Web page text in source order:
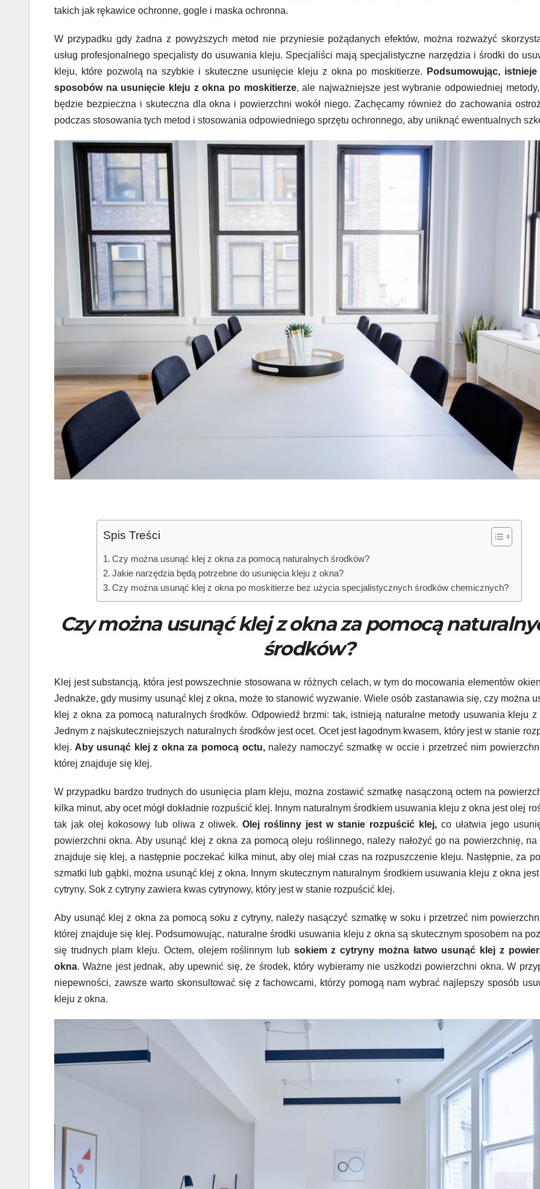
takich jak rękawice ochronne, gogle i maska ochronna.
W przypadku gdy żadna z powyższych metod nie przyniesie pożądanych efektów, można rozważyć
usług profesjonalnego specjalisty do usuwania kleju. Specjaliści mają specjalistyczne narzędzia i środki do
kleju, które pozwolą na szybkie i skuteczne usunięcie kleju z okna po moskitierze. Podsumowując, istnieje
sposobów na usunięcie kleju z okna po moskitierze, ale najważniejsze jest wybranie odpowiedniej
będzie bezpieczna i skuteczna dla okna i powierzchni wokół niego. Zachęcamy również do zachowania
podczas stosowania tych metod i stosowania odpowiedniego sprzętu ochronnego, aby uniknąć ewentualnych
Spis Treści
Czy można usunąć klej z okna za pomocą naturalnych środków?
Jakie narzędzia będą potrzebne do usunięcia kleju z okna?
Czy można usunąć klej z okna po moskitierze bez użycia specjalistycznych środków chemicznych?
Czy można usunąć klej z okna za pomocą
środków?
Klej jest substancją, która jest powszechnie stosowana w różnych celach, w tym do mocowania elementów
Jednakże, gdy musimy usunąć klej z okna, może to stanowić wyzwanie. Wiele osób zastanawia się, czy można
klej z okna za pomocą naturalnych środków. Odpowiedź brzmi: tak, istnieją naturalne metody usuwania kleju z
Jednym z najskuteczniejszych naturalnych środków jest ocet. Ocet jest łagodnym kwasem, który jest w stanie
klej. Aby usunąć klej z okna za pomocą octu,należy namoczyć szmatkę w occie i przetrzeć nim
której znajduje się klej.
W przypadku bardzo trudnych do usunięcia plam kleju, można zostawić szmatkę nasączoną octem na
kilka minut, aby ocet mógł dokładnie rozpuścić klej. Innym naturalnym środkiem usuwania kleju z okna jest olej
tak jak olej kokosowy lub oliwa z oliwek.Olej roślinny jest w stanie rozpuścić klej,co ułatwia jego
powierzchni okna. Aby usunąć klej z okna za pomocą oleju roślinnego, należy nałożyć go na powierzchnię, na
znajduje się klej, a następnie poczekać kilka minut, aby olej miał czas na rozpuszczenie kleju. Następnie, za
szmatki lub gąbki, można usunąć klej z okna. Innym skutecznym naturalnym środkiem usuwania kleju z okna
cytryny. Sok z cytryny zawiera kwas cytrynowy, który jest w stanie rozpuścić klej.
Aby usunąć klej z okna za pomocą soku z cytryny, należy nasączyć szmatkę w soku i przetrzeć nim
której znajduje się klej. Podsumowując, naturalne środki usuwania kleju z okna są skutecznym sposobem na
się trudnych plam kleju. Octem, olejem roślinnym lub sokiem z cytryny można łatwo usunąć klej z
okna. Ważne jest jednak, aby upewnić się, że środek, który wybieramy nie uszkodzi powierzchni okna. W
niepewności, zawsze warto skonsultować się z fachowcami, którzy pomogą nam wybrać najlepszy sposób
kleju z okna.